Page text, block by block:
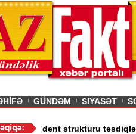
GÜNDƏM SIYASƏT
Şurası yaradıdı - Prezident